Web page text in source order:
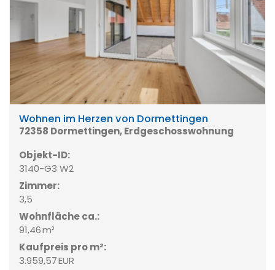
Wohnen im Herzen von Dormettingen
72358 Dormettingen, Erdgeschosswohnung
Objekt-ID:
3140-G3 W2
Zimmer:
3,5
Wohnfläche ca.:
91,46 m²
Kaufpreis pro m²:
3.959,57 EUR